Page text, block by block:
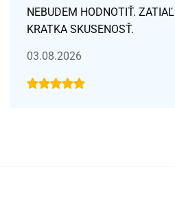
NEBUDEM HODNOTIŤ. ZATIAĽ
KRATKA SKUSENOSŤ.
03.08.2026